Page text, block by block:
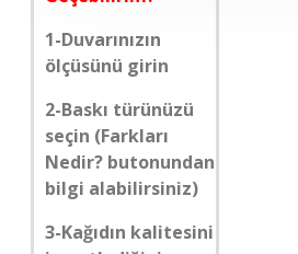
1-Duvarınızın
ölçüsünü girin
2-Baskı türünüzü
seçin (Farkları
Nedir? butonundan
bilgi alabilirsiniz)
3-Kağıdın kalitesini